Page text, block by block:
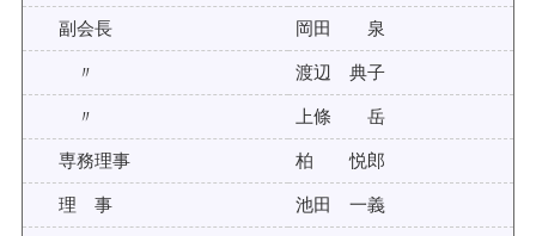
副会長 岡田 泉
〃 渡辺 典子
〃 上條 岳
専務理事 柏 悦郎
理 事 池田 一義